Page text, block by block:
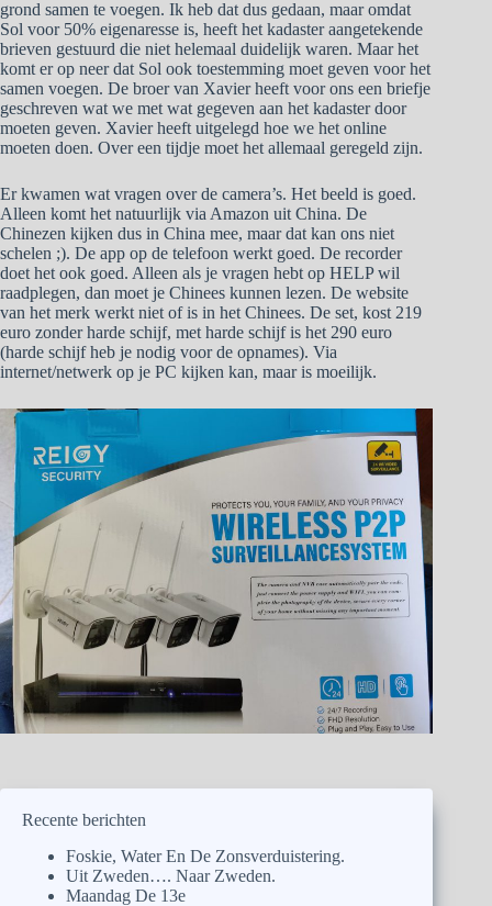
grond samen te voegen. Ik heb dat dus gedaan, maar omdat
Sol voor 50% eigenaresse is, heeft het kadaster aangetekende
brieven gestuurd die niet helemaal duidelijk waren. Maar het
komt er op neer dat Sol ook toestemming moet geven voor het
samen voegen. De broer van Xavier heeft voor ons een briefje
geschreven wat we met wat gegeven aan het kadaster door
moeten geven. Xavier heeft uitgelegd hoe we het online
moeten doen. Over een tijdje moet het allemaal geregeld zijn.
Er kwamen wat vragen over de camera’s. Het beeld is goed.
Alleen komt het natuurlijk via Amazon uit China. De
Chinezen kijken dus in China mee, maar dat kan ons niet
schelen ;). De app op de telefoon werkt goed. De recorder
doet het ook goed. Alleen als je vragen hebt op HELP wil
raadplegen, dan moet je Chinees kunnen lezen. De website
van het merk werkt niet of is in het Chinees. De set, kost 219
euro zonder harde schijf, met harde schijf is het 290 euro
(harde schijf heb je nodig voor de opnames). Via
internet/netwerk op je PC kijken kan, maar is moeilijk.
Recente berichten
Foskie, Water En De Zonsverduistering.
Uit Zweden…. Naar Zweden.
Maandag De 13e